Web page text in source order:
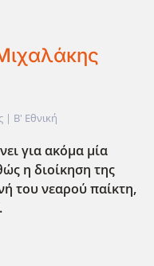
| Β' Εθνική
για ακόμα μία
η διοίκηση της
του νεαρού παίκτη,